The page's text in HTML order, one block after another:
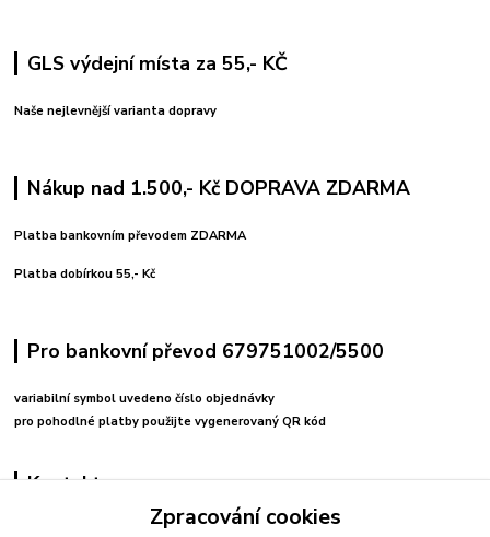
GLS výdejní místa za 55,- KČ
Naše nejlevnější varianta dopravy
Nákup nad 1.500,- Kč DOPRAVA ZDARMA
Platba bankovním převodem ZDARMA
Platba dobírkou 55,- Kč
Pro bankovní převod 679751002/5500
variabilní symbol uvedeno číslo objednávky
pro pohodlné platby použijte vygenerovaný QR kód
Kontakty
Zpracování cookies